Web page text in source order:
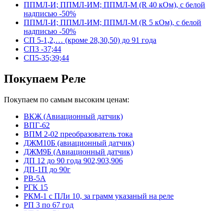
ППМЛ-И; ППМЛ-ИМ; ППМЛ-М (R 40 кОм), с белой
надписью -50%
ППМЛ-И; ППМЛ-ИМ; ППМЛ-М (R 5 кОм), с белой
надписью -50%
СП 5-1,2,… (кроме 28,30,50) до 91 года
СП3 -37;44
СП5-35;39;44
Покупаем Реле
Покупаем по самым высоким ценам:
ВКЖ (Авиационный датчик)
ВПГ-62
ВПМ 2-02 преобразователь тока
ДЖМ10Б (авиационный датчик)
ДЖМ9Б (Авиационный датчик)
ДП 12 до 90 года 902,903,906
ДП-1П до 90г
РВ-5А
РГК 15
РКМ-1 с ПЛи 10, за грамм указаный на реле
РП 3 по 67 год